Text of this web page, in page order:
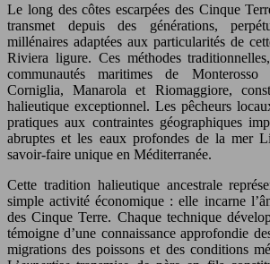
Le long des côtes escarpées des Cinque
transmet depuis des générations,
millénaires adaptées aux particularités de
Riviera ligure. Ces méthodes
communautés maritimes de
Corniglia, Manarola et Riomaggiore,
halieutique exceptionnel. Les pêcheurs
pratiques aux contraintes géographiques
abruptes et les eaux profondes de la mer
savoir-faire unique en Méditerranée.
Cette tradition halieutique ancestrale
simple activité économique : elle incarne
des Cinque Terre. Chaque technique
témoigne d’une connaissance approfondie
migrations des poissons et des conditions